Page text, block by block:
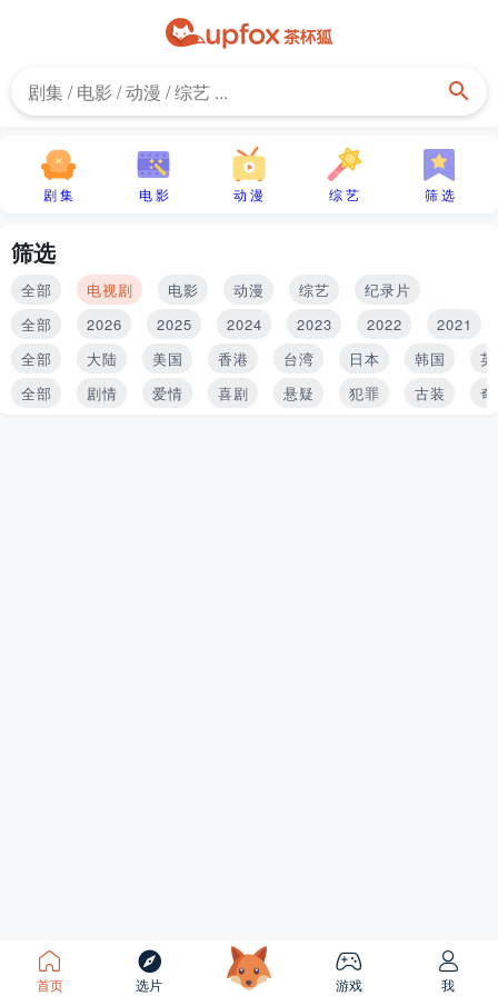
剧 集 电 影 动 漫 综 艺 筛 选
筛选
全部 电视剧 电影 动漫 综艺
纪录片
全部
2026 2025 2024 2023 2022
2021
全部
大陆 美国 香港 台湾 日本 韩国
全部
剧情 爱情 喜剧 悬疑 犯罪 古装
首页 选片 游戏 我